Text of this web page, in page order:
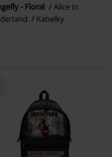
- Floral
Alice in
Kabelky